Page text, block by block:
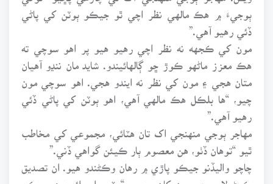
ٻوجيءَ ۾ هڪ مالهي نظر اچي ٿو جيڪو ٻوٽن کي پاڻي
ڏئي رهيو آهي.”
مون کي ڪجهه نه نظر اچي رهيو هيو پر اهو سوچي ته
هڪ معزز ماڻهو ڪوڙ ڇو ڳالهائيندو. شايد مان ننڍو آهيان
متان هجي ۽ مون کي نظر نه ايندو هجي. اهو سوچي مون
چيو، “ها بلڪل هڪ مالهي آهي، اهو ٻوٽن کي پاڻي ڏئي
رهيو آهي.”
مهاجر ٻوجي منهنجي اک تان هٽائي، مجموعي کي مخاطب
ٿيو “توهان ڏٺو، هن معصوم ٻار ڪيئن گواهي ڏني.”
چاچو واليڏنو جيڪو پاڙي ۾ رهان وڪڻندو هيو. ان تصديق
ڪرڻ لاءِ وري مون کان پڇيو، “پٽ برابر ائين هيو، ڪن